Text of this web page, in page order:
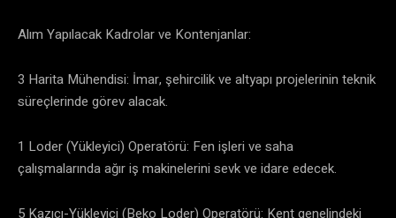
​Alım Yapılacak Kadrolar ve Kontenjanlar:
​3 Harita Mühendisi: İmar, şehircilik ve altyapı projelerinin teknik
süreçlerinde görev alacak.
​1 Loder (Yükleyici) Operatörü: Fen işleri ve saha
çalışmalarında ağır iş makinelerini sevk ve idare edecek.
​5 Kazıcı-Yükleyici (Beko Loder) Operatörü: Kent genelindeki